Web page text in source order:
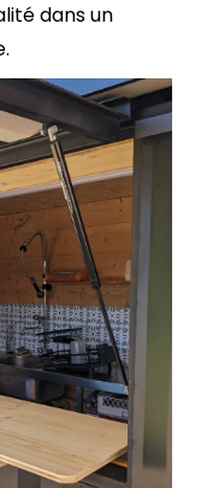
dans un